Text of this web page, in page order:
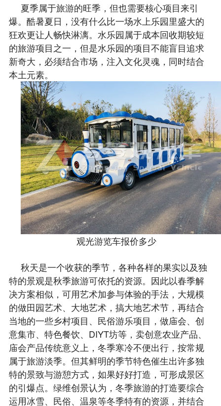
夏季属于旅游的旺季，但也需要核心项目来引
爆。酷暑夏日，没有什么比一场水上乐园里盛大的
狂欢更让人畅快淋漓。水乐园属于成本回收期较短
的旅游项目之一，但是水乐园的项目不能盲目追求
新奇大，必须结合市场，注入文化灵魂，同时结合
本土元素。
观光游览车报价多少
秋天是一个收获的季节，各种各样的果实以及独
特的景观是秋季旅游可依托的资源。因此以春季解
决方案相似，可用艺术加参与体验的手法，大规模
的做田园艺术、大地艺术，搞大地艺术节，再结合
当地的一些乡村项目、民俗游乐项目，做庙会、创
意集市、特色餐饮、DIYT坊等，卖创意农业产品、
庙会产品传统意义上，冬季寒冷不便出行，按常规
属于旅游淡季。但其鲜明的季节特色催生出许多独
特的景致与游憩方式，如果好好打造，可形成景区
的引爆点。绿维创景认为，冬季旅游的打造要综合
运用冰雪、民俗、温泉等冬季特有的资源，并结合